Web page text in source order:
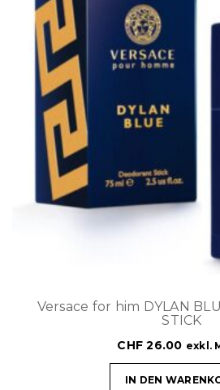
Versace for him DYLAN
STICK
CHF 26.00 exkl.
IN DEN